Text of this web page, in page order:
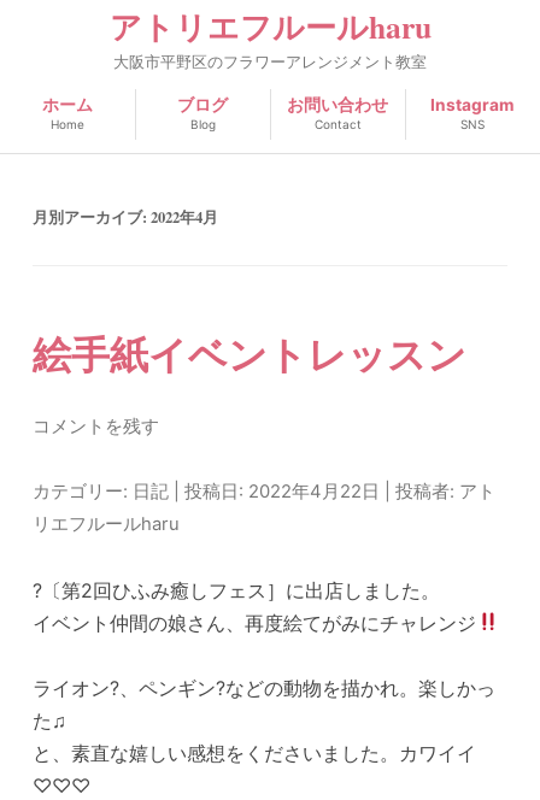
アトリエフルールharu
大阪市平野区のフラワーアレンジメント教室
ホーム
Home
ブログ
Blog
お問い合わせ
Contact
Instagram
SNS
月別アーカイブ:2022年4月
絵手紙イベントレッスン
コメントを残す
カテゴリー: 日記 | 投稿日: 2022年4月22日 |投稿者: アト
リエフルールharu
?〔第2回ひふみ癒しフェス］に出店しました。
イベント仲間の娘さん、再度絵てがみにチャレンジ
ライオン?、ペンギン?などの動物を描かれ。楽しかっ
た♫
と、素直な嬉しい感想をくださいました。カワイイ
♡♡♡